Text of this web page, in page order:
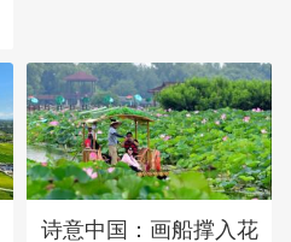
诗意中国：画船撑入花